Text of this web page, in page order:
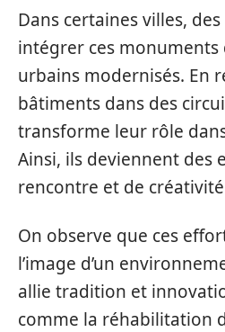
Dans certaines villes,
intégrer ces monuments
urbains modernisés. En
bâtiments dans des
transforme leur rôle
Ainsi, ils deviennent des
rencontre et de
On observe que ces
l’image d’un
allie tradition et
comme la réhabilitation